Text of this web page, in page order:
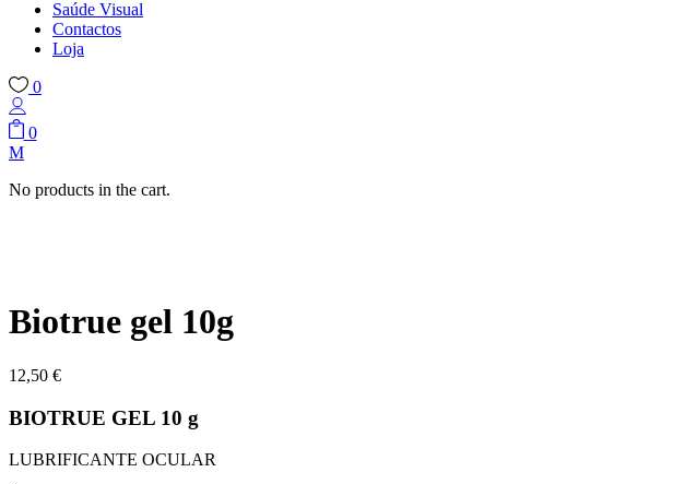
Saúde Visual
Contactos
Loja
0
0
No products in the cart.
Biotrue gel 10g
12,50 €
BIOTRUE GEL 10 g
LUBRIFICANTE OCULAR